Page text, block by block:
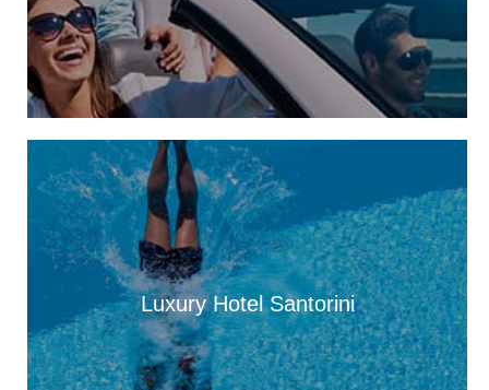
17:11
Προσοχή σε νέα ηλεκτρονική απάτη, με δήθεν email από τον e-
ΕΦΚΑ
16:52
Προβλήματα στην υδροδότηση της Σκάλας
Με κάθε επισημότητα ο εορτασμός της Μεταμόρφωσης του
Σωτήρος στον Πόρο [εικόνες +βίντεο]
16:00
«Βούλιαξε» η Κεφαλονιά από κόσμο – 4 κρουαζιερόπλοια και
χιλιάδες επισκέπτες σε Αργοστόλι και Σάμη
Τρικούβερτο γλέντι στο Πανηγύρι του Σωτήρος στα Τραυλιάτα
[εικόνες +βίντεο]
Luxury Hotel Santorini